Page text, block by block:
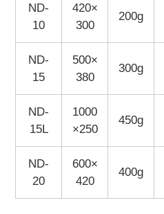
ND-
10
420×
300
200g
ND-
15
500×
380
300g
ND-
15L
1000
×250
450g
ND-
20
600×
420
400g